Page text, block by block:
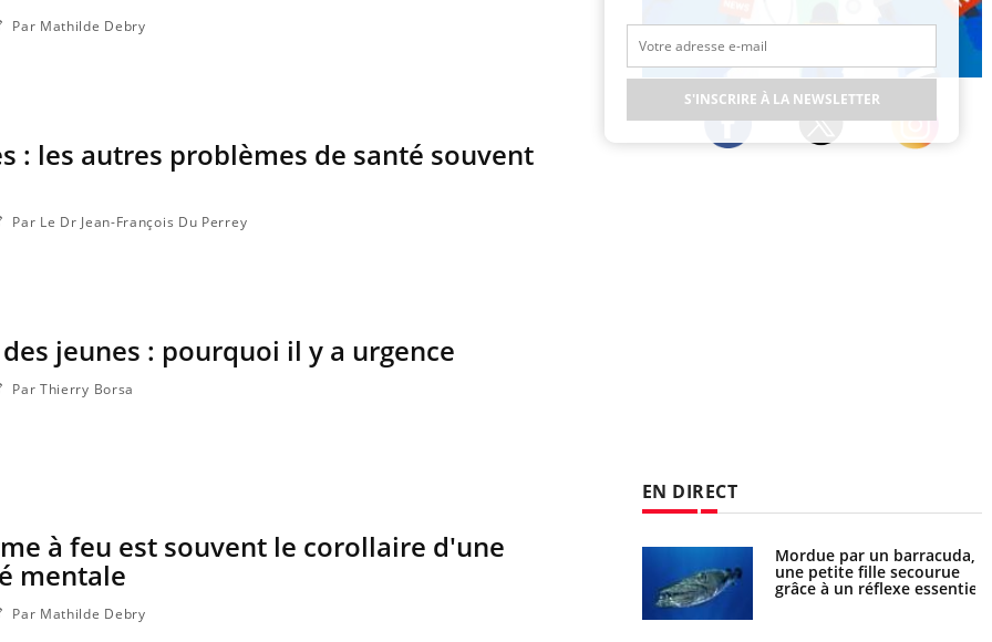
Par Mathilde Debry
: les autres problèmes de santé souvent
Par Le Dr Jean-François Du Perrey
jeunes : pourquoi il y a urgence
Par Thierry Borsa
à feu est souvent le corollaire d'une
mentale
Par Mathilde Debry
EN DIRECT
Grossesse et chaleur : ce
que dit la science
Mordue par un barracuda,
une petite fille secourue
grâce à un réflexe essentiel
Comment gérer le sommeil
des enfants en vacances ?
S'INSCRIRE À LA NEWSLETTER